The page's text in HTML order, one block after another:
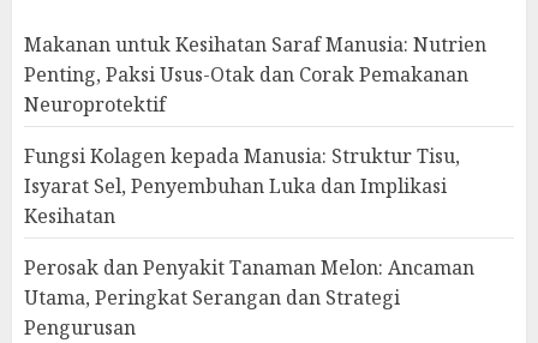
Makanan untuk Kesihatan Saraf Manusia: Nutrien
Penting, Paksi Usus-Otak dan Corak Pemakanan
Neuroprotektif
Fungsi Kolagen kepada Manusia: Struktur Tisu,
Isyarat Sel, Penyembuhan Luka dan Implikasi
Kesihatan
Perosak dan Penyakit Tanaman Melon: Ancaman
Utama, Peringkat Serangan dan Strategi
Pengurusan